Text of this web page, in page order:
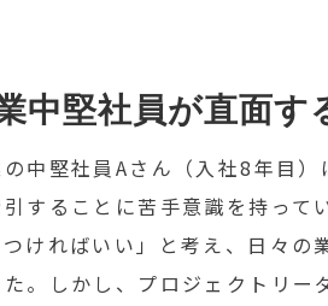
中堅社員が直面
中堅社員Aさん（入社8年目
することに苦手意識を持って
ければいい」と考え、日々の
。しかし、プロジェクトリー